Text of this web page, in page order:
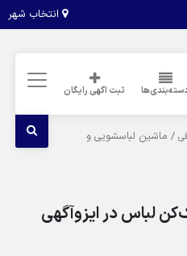
انتخاب شهر
ثبت اگهی رایگان
/ ماشین لباسشویی و
لباس در ایزوآگهی